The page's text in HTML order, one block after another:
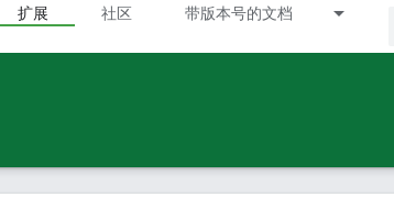
扩展 社区 带版本号的文档